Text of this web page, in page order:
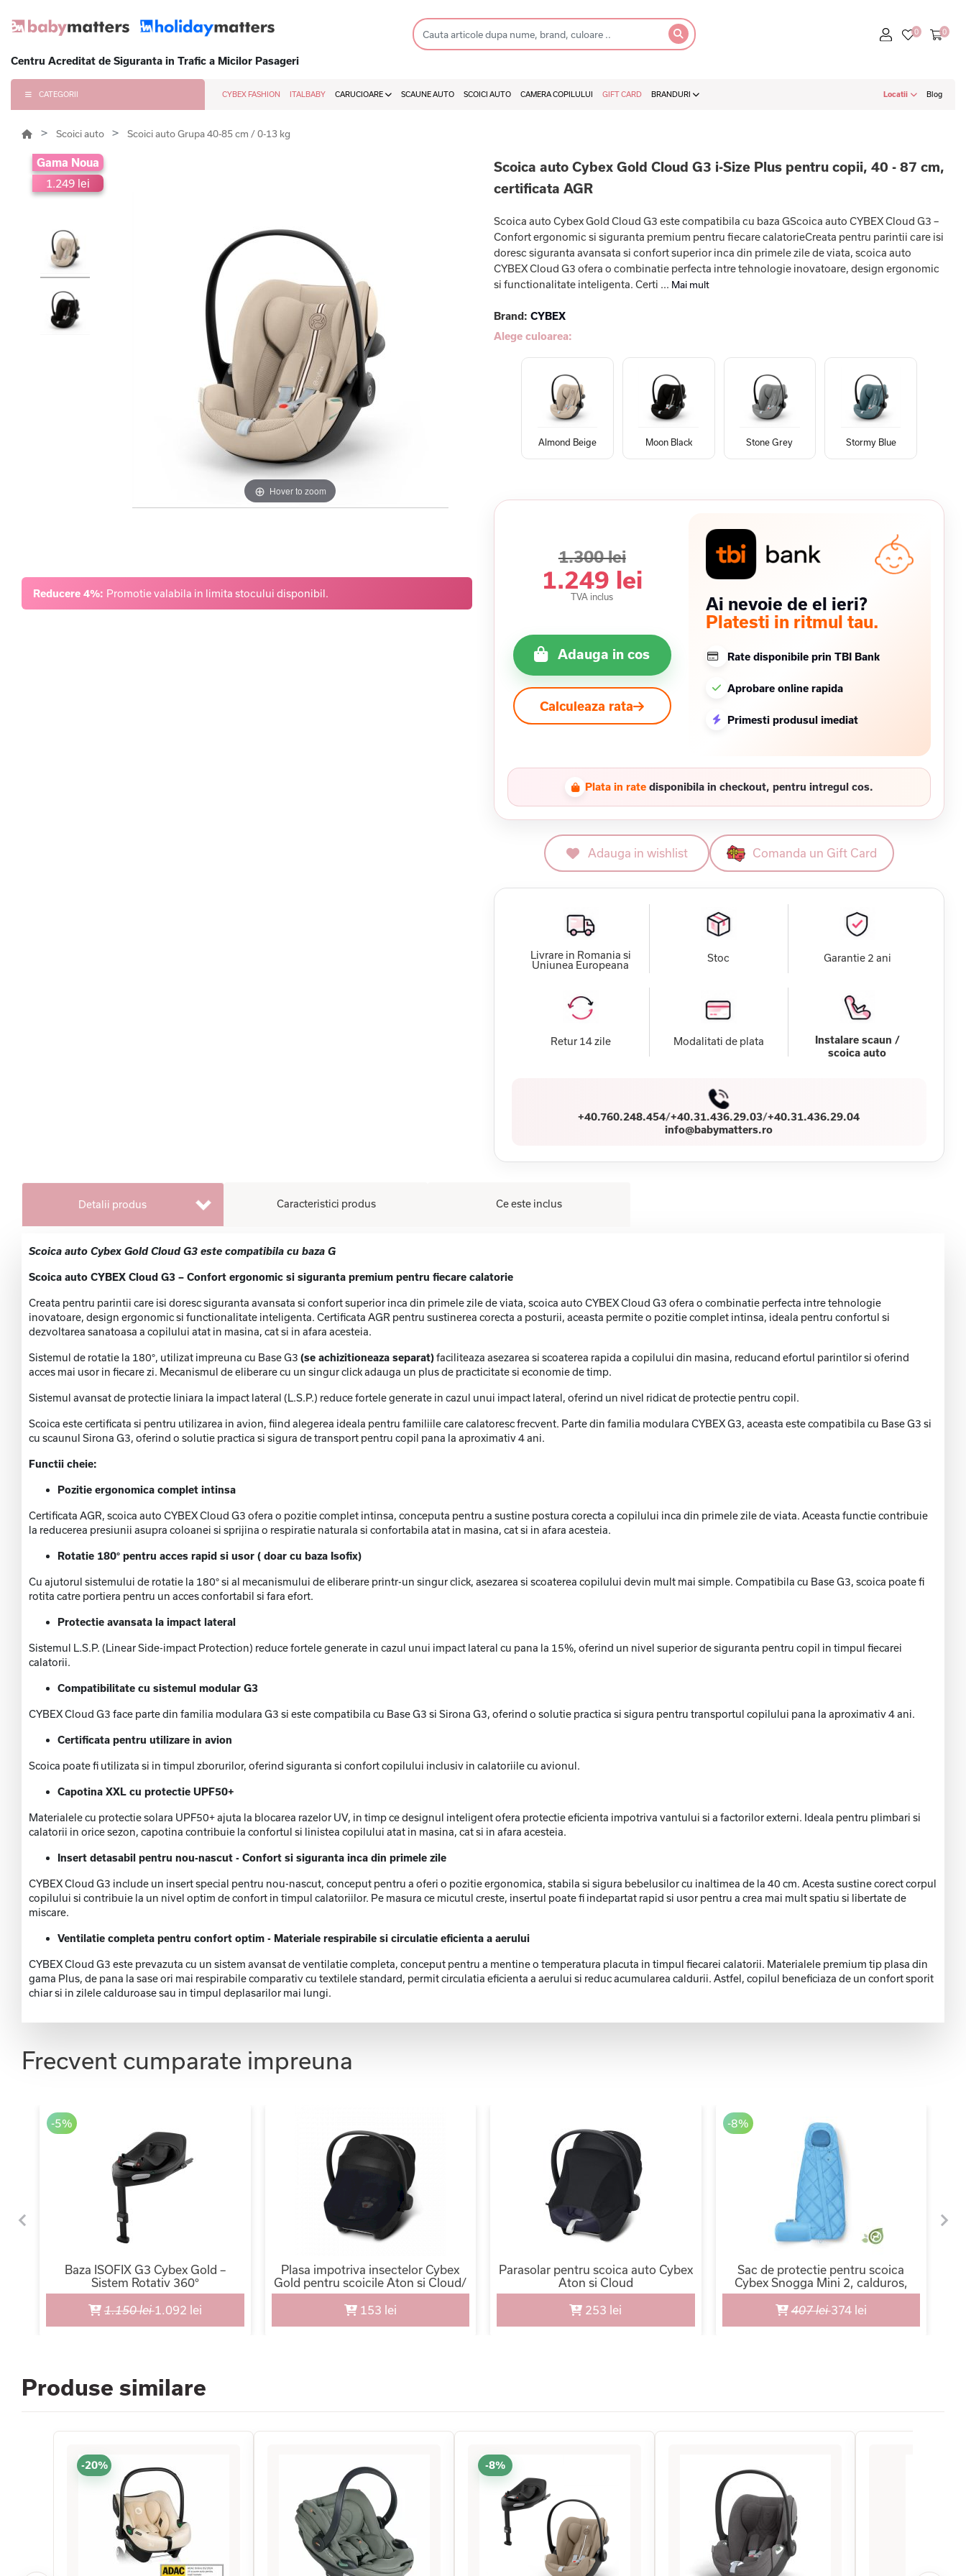
Centru Acreditat de Siguranta in Trafic a Micilor Pasageri
CATEGORII CYBEX FASHION ITALBABY CARUCIOARE SCAUNE AUTO SCOICI AUTO CAMERA COPILULUI GIFT CARD BRANDURI Locatii Blog
Scoici auto Scoici auto Grupa 40-85 cm / 0-13 kg
Gama Noua
1.249 lei
Hover to zoom
Reducere 4%: Promotie valabila in limita stocului disponibil.
Scoica auto Cybex Gold Cloud G3 i-Size Plus pentru copii, 40 - 87 cm,
certificata AGR
Scoica auto Cybex Gold Cloud G3 este compatibila cu baza GScoica auto CYBEX Cloud G3 –
Confort ergonomic si siguranta premium pentru fiecare calatorieCreata pentru parintii care isi
doresc siguranta avansata si confort superior inca din primele zile de viata, scoica auto
CYBEX Cloud G3 ofera o combinatie perfecta intre tehnologie inovatoare, design ergonomic
si functionalitate inteligenta. Certi ... Mai mult
Brand: CYBEX
Alege culoarea:
Almond Beige Moon Black Stone Grey Stormy Blue
1.300 lei
1.249 lei
TVA inclus
Adauga in cos
Calculeaza rata
Ai nevoie de el ieri?
Platesti in ritmul tau.
Rate disponibile prin TBI Bank
Aprobare online rapida
Primesti produsul imediat
Plata in rate disponibila in checkout, pentru intregul cos.
Adauga in wishlist Comanda un Gift Card
Livrare in Romania si
Uniunea Europeana
Stoc Garantie 2 ani
Retur 14 zile Modalitati de plata
Instalare scaun /
scoica auto
+40.760.248.454/+40.31.436.29.03/+40.31.436.29.04
info@babymatters.ro
Detalii produs Caracteristici produs Ce este inclus
Scoica auto Cybex Gold Cloud G3 este compatibila cu baza G
Scoica auto CYBEX Cloud G3 – Confort ergonomic si siguranta premium pentru fiecare calatorie
Creata pentru parintii care isi doresc siguranta avansata si confort superior inca din primele zile de viata, scoica auto CYBEX Cloud G3 ofera o combinatie perfecta intre tehnologie
inovatoare, design ergonomic si functionalitate inteligenta. Certificata AGR pentru sustinerea corecta a posturii, aceasta permite o pozitie complet intinsa, ideala pentru confortul si
dezvoltarea sanatoasa a copilului atat in masina, cat si in afara acesteia.
Sistemul de rotatie la 180°, utilizat impreuna cu Base G3 (se achizitioneaza separat)faciliteaza asezarea si scoaterea rapida a copilului din masina, reducand efortul parintilor si oferind
acces mai usor in fiecare zi. Mecanismul de eliberare cu un singur click adauga un plus de practicitate si economie de timp.
Sistemul avansat de protectie liniara la impact lateral (L.S.P.) reduce fortele generate in cazul unui impact lateral, oferind un nivel ridicat de protectie pentru copil.
Scoica este certificata si pentru utilizarea in avion, fiind alegerea ideala pentru familiile care calatoresc frecvent. Parte din familia modulara CYBEX G3, aceasta este compatibila cu Base G3 si
cu scaunul Sirona G3, oferind o solutie practica si sigura de transport pentru copil pana la aproximativ 4 ani.
Functii cheie:
Pozitie ergonomica complet intinsa
Certificata AGR, scoica auto CYBEX Cloud G3 ofera o pozitie complet intinsa, conceputa pentru a sustine postura corecta a copilului inca din primele zile de viata. Aceasta functie contribuie
la reducerea presiunii asupra coloanei si sprijina o respiratie naturala si confortabila atat in masina, cat si in afara acesteia.
Rotatie 180° pentru acces rapid si usor ( doar cu baza Isofix)
Cu ajutorul sistemului de rotatie la 180° si al mecanismului de eliberare printr-un singur click, asezarea si scoaterea copilului devin mult mai simple. Compatibila cu Base G3, scoica poate fi
rotita catre portiera pentru un acces confortabil si fara efort.
Protectie avansata la impact lateral
Sistemul L.S.P. (Linear Side-impact Protection) reduce fortele generate in cazul unui impact lateral cu pana la 15%, oferind un nivel superior de siguranta pentru copil in timpul fiecarei
calatorii.
Compatibilitate cu sistemul modular G3
CYBEX Cloud G3 face parte din familia modulara G3 si este compatibila cu Base G3 si Sirona G3, oferind o solutie practica si sigura pentru transportul copilului pana la aproximativ 4 ani.
Certificata pentru utilizare in avion
Scoica poate fi utilizata si in timpul zborurilor, oferind siguranta si confort copilului inclusiv in calatoriile cu avionul.
Capotina XXL cu protectie UPF50+
Materialele cu protectie solara UPF50+ ajuta la blocarea razelor UV, in timp ce designul inteligent ofera protectie eficienta impotriva vantului si a factorilor externi. Ideala pentru plimbari si
calatorii in orice sezon, capotina contribuie la confortul si linistea copilului atat in masina, cat si in afara acesteia.
Insert detasabil pentru nou-nascut - Confort si siguranta inca din primele zile
CYBEX Cloud G3 include un insert special pentru nou-nascut, conceput pentru a oferi o pozitie ergonomica, stabila si sigura bebelusilor cu inaltimea de la 40 cm. Acesta sustine corect corpul
copilului si contribuie la un nivel optim de confort in timpul calatoriilor. Pe masura ce micutul creste, insertul poate fi indepartat rapid si usor pentru a crea mai mult spatiu si libertate de
miscare.
Ventilatie completa pentru confort optim - Materiale respirabile si circulatie eficienta a aerului
CYBEX Cloud G3 este prevazuta cu un sistem avansat de ventilatie completa, conceput pentru a mentine o temperatura placuta in timpul fiecarei calatorii. Materialele premium tip plasa din
gama Plus, de pana la sase ori mai respirabile comparativ cu textilele standard, permit circulatia eficienta a aerului si reduc acumularea caldurii. Astfel, copilul beneficiaza de un confort sporit
chiar si in zilele calduroase sau in timpul deplasarilor mai lungi.
Frecvent cumparate impreuna
Baza ISOFIX G3 Cybex Gold –
Sistem Rotativ 360°
-5%
1.150 lei1.092 lei
Plasa impotriva insectelor Cybex
Gold pentru scoicile Aton si Cloud/
Black
153 lei
Parasolar pentru scoica auto Cybex
Aton si Cloud
253 lei
Sac de protectie pentru scoica
Cybex Snogga Mini 2, calduros,
universal
-8%
407 lei374 lei
Produse similare
-20% -8%